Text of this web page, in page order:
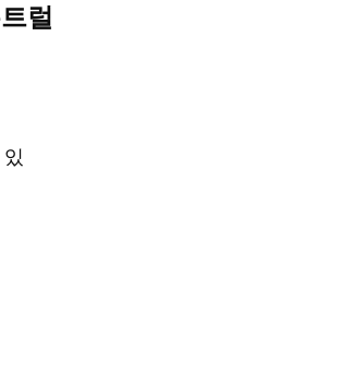
럴